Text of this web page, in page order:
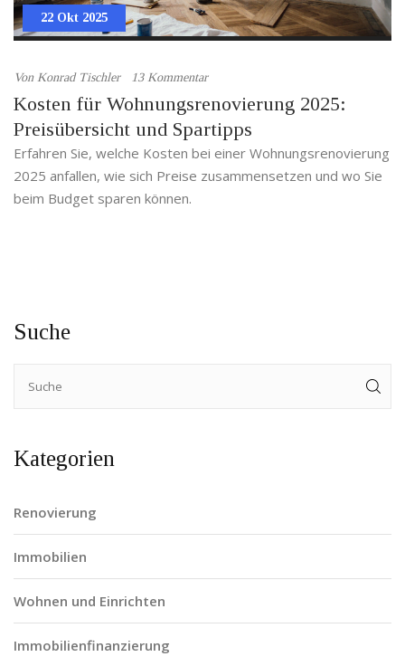
22 Okt 2025
Von Konrad Tischler 13 Kommentar
Kosten für Wohnungsrenovierung 2025:
Preisübersicht und Spartipps
Erfahren Sie, welche Kosten bei einer Wohnungsrenovierung
2025 anfallen, wie sich Preise zusammensetzen und wo Sie
beim Budget sparen können.
Suche
Kategorien
Renovierung
Immobilien
Wohnen und Einrichten
Immobilienfinanzierung